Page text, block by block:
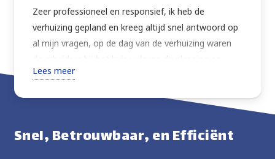
Zeer professioneel en responsief, ik heb de
verhuizing gepland en kreeg altijd snel antwoord op
al mijn vragen, op de dag van de verhuizing waren
de arbeiders bij het huis volgens de planning en
verhuisden alles wat ik vroeg met extra zorg. Zeer
over de beste manier om verder te gaan. Goede
de service opnieuw gebruiken.
Lees meer
Snel, Betrouwbaar, en Efficiënt